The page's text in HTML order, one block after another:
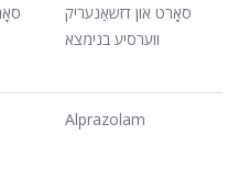
סאָרט און דזשאַנעריק
ווערסיע בנימצא
Alprazolam